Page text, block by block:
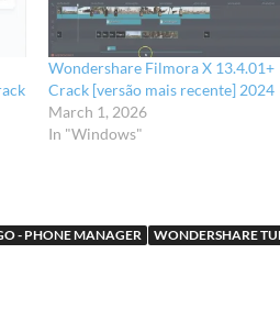
Wondershare Filmora X 13.4.01+
Crack [versão mais recente] 2024
March 1, 2026
In "Windows"
- PHONE MANAGER WONDERSHARE